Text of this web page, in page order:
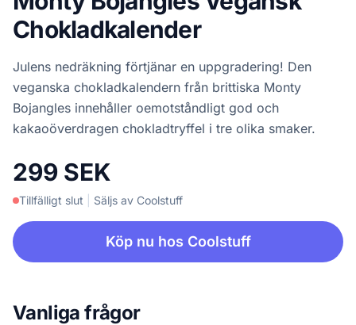
Chokladkalender
Julens nedräkning förtjänar en uppgradering! Den
veganska chokladkalendern från brittiska Monty
Bojangles innehåller oemotståndligt god och
kakaoöverdragen chokladtryffel i tre olika smaker.
299 SEK
Tillfälligt slut Säljs av Coolstuff
Köp nu hos Coolstuff
Vanliga frågor